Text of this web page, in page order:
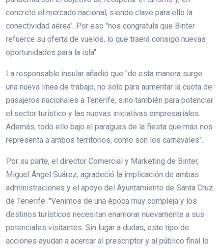
concreto el mercado nacional, siendo clave para ello la
conectividad aérea". Por eso "nos congratula que Binter
refuerce su oferta de vuelos, lo que traerá consigo nuevas
oportunidades para la isla".
La responsable insular añadió que "de esta manera surge
una nueva línea de trabajo, no solo para aumentar la cuota de
pasajeros nacionales a Tenerife, sino también para potenciar
el sector turístico y las nuevas iniciativas empresariales.
Además, todo ello bajo el paraguas de la fiesta que más nos
representa a ambos territorios, como son los carnavales".
Por su parte, el director Comercial y Marketing de Binter,
Miguel Ángel Suárez, agradeció la implicación de ambas
administraciones y el apoyo del Ayuntamiento de Santa Cruz
de Tenerife. "Venimos de una época muy compleja y los
destinos turísticos necesitan enamorar nuevamente a sus
potenciales visitantes. Sin lugar a dudas, este tipo de
acciones ayudan a acercar al prescriptor y al público final lo